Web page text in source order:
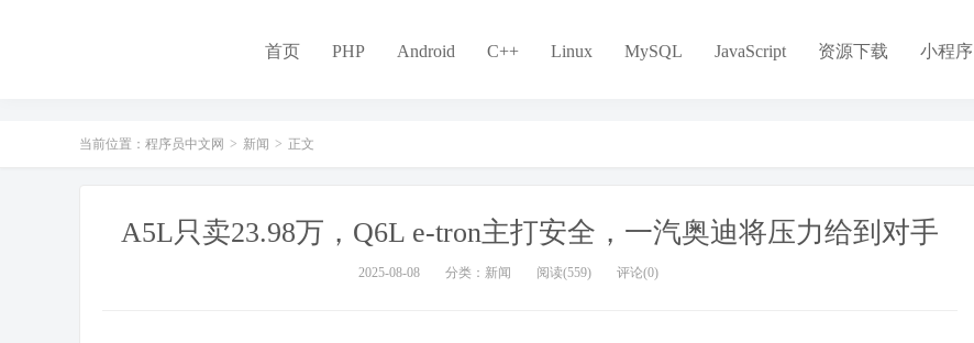
首页 PHP Android C++ Linux MySQL JavaScript 资源下载 小程序
当前位置： 程序员中文网 > 新闻 > 正文
A5L只卖23.98万，Q6L e-tron主打安全，一汽奥迪将压力给到对手
2025-08-08 分类：新闻 阅读(559) 评论(0)